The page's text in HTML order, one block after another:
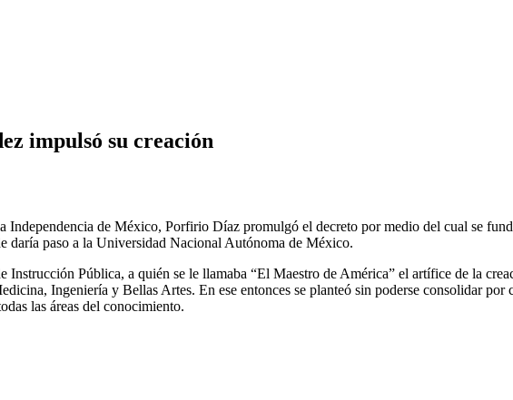
impulsó su creación
Independencia de México, Porfirio Díaz promulgó el decreto por medio del cual se
daría paso a la Universidad Nacional Autónoma de México.
Instrucción Pública, a quién se le llamaba “El Maestro de América” el artífice de la
Ingeniería y Bellas Artes. En ese entonces se planteó sin poderse consolidar
las áreas del conocimiento.